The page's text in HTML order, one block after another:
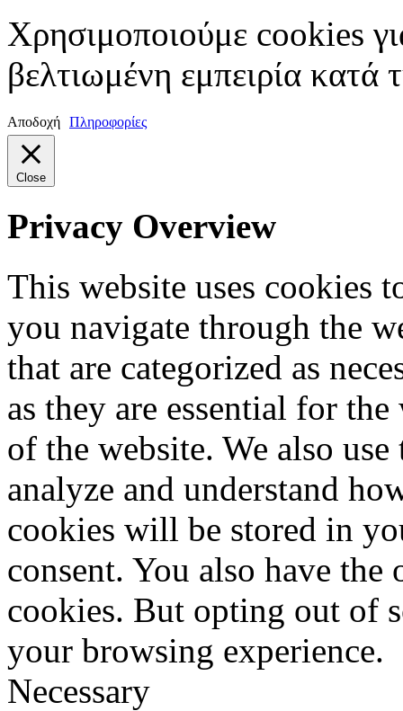
Χρησιμοποιούμε cookies
βελτιωμένη εμπειρία
Αποδοχή Πληροφορίες
Close
Privacy Overview
This website uses cookies
you navigate through the
that are categorized as
as they are essential for
of the website. We also
analyze and understand
cookies will be stored in
consent. You also have
cookies. But opting out of
your browsing experience.
Necessary